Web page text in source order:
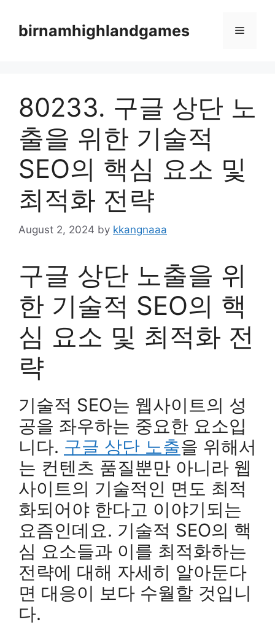
contentbirnamhighlandgames Menu
80233. 구글 상단 노
출을 위한 기술적
SEO의 핵심 요소 및
최적화 전략
August 2, 2024 by kkangnaaa
구글 상단 노출을 위
한 기술적 SEO의 핵
심 요소 및 최적화 전
략
기술적 SEO는 웹사이트의 성
공을 좌우하는 중요한 요소입
니다. 구글 상단 노출을 위해서
는 컨텐츠 품질뿐만 아니라 웹
사이트의 기술적인 면도 최적
화되어야 한다고 이야기되는
요즘인데요. 기술적 SEO의 핵
심 요소들과 이를 최적화하는
전략에 대해 자세히 알아둔다
면 대응이 보다 수월할 것입니
다.